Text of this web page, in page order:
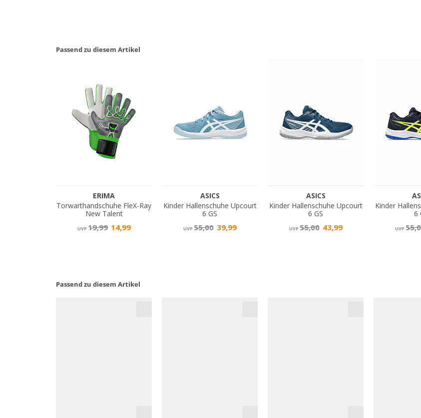
Passend zu diesem Artikel
Passend zu diesem Artikel